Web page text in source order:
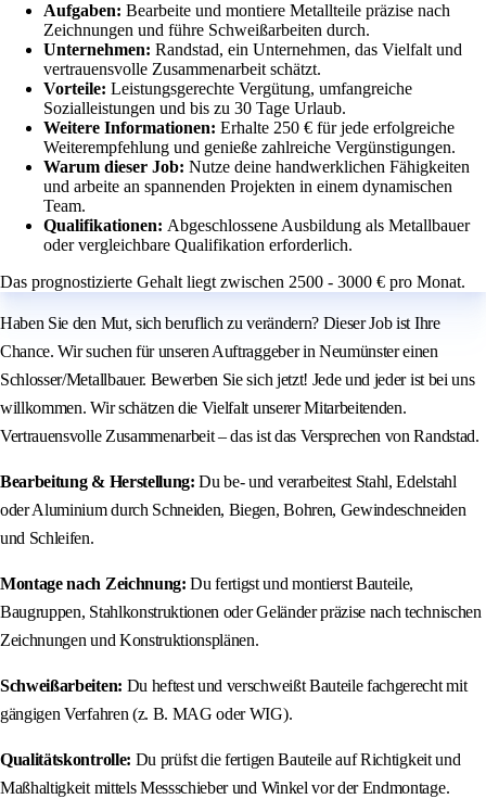
Aufgaben: Bearbeite und montiere Metallteile präzise nach
Zeichnungen und führe Schweißarbeiten durch.
Unternehmen: Randstad, ein Unternehmen, das Vielfalt und
vertrauensvolle Zusammenarbeit schätzt.
Vorteile: Leistungsgerechte Vergütung, umfangreiche
Sozialleistungen und bis zu 30 Tage Urlaub.
Weitere Informationen: Erhalte 250 € für jede erfolgreiche
Weiterempfehlung und genieße zahlreiche Vergünstigungen.
Warum dieser Job: Nutze deine handwerklichen Fähigkeiten
und arbeite an spannenden Projekten in einem dynamischen
Team.
Qualifikationen: Abgeschlossene Ausbildung als Metallbauer
oder vergleichbare Qualifikation erforderlich.
Das prognostizierte Gehalt liegt zwischen 2500 - 3000 € pro Monat.
Haben Sie den Mut, sich beruflich zu verändern? Dieser Job ist Ihre
Chance. Wir suchen für unseren Auftraggeber in Neumünster einen
Schlosser/Metallbauer. Bewerben Sie sich jetzt! Jede und jeder ist bei uns
willkommen. Wir schätzen die Vielfalt unserer Mitarbeitenden.
Vertrauensvolle Zusammenarbeit – das ist das Versprechen von Randstad.
Bearbeitung & Herstellung: Du be- und verarbeitest Stahl, Edelstahl
oder Aluminium durch Schneiden, Biegen, Bohren, Gewindeschneiden
und Schleifen.
Montage nach Zeichnung: Du fertigst und montierst Bauteile,
Baugruppen, Stahlkonstruktionen oder Geländer präzise nach technischen
Zeichnungen und Konstruktionsplänen.
Schweißarbeiten: Du heftest und verschweißt Bauteile fachgerecht mit
gängigen Verfahren (z. B. MAG oder WIG).
Qualitätskontrolle: Du prüfst die fertigen Bauteile auf Richtigkeit und
Maßhaltigkeit mittels Messschieber und Winkel vor der Endmontage.